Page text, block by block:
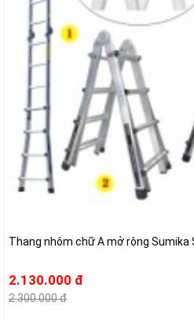
Thang nhôm chữ A mở rộng Sumika
2.130.000 đ
2.300.000 đ